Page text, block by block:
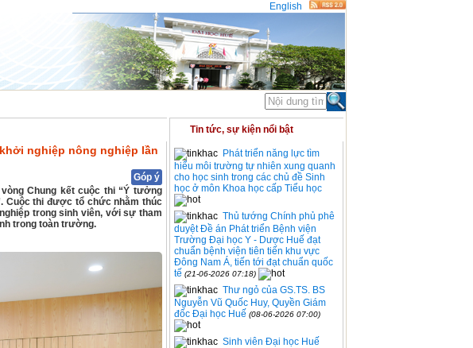
English
nghiệp nông nghiệp lần
Góp ý
Chung kết cuộc thi “Ý tưởng
Cuộc thi được tổ chức nhằm thúc
trong sinh viên, với sự tham
trong toàn trường.
Tin tức, sự kiện nổi bật
Phát triển năng lực tìm
hiểu môi trường tự nhiên xung quanh
cho học sinh trong các chủ đề Sinh
học ở môn Khoa học cấp Tiểu học
Thủ tướng Chính phủ phê
duyệt Đề án Phát triển Bệnh viện
Trường Đại học Y - Dược Huế đạt
chuẩn bệnh viện tiên tiến khu vực
Đông Nam Á, tiến tới đạt chuẩn quốc
tế (21-06-2026 07:18)
Thư ngỏ của GS.TS. BS
Nguyễn Vũ Quốc Huy, Quyền Giám
đốc Đại học Huế (08-06-2026 07:00)
Sinh viên Đại học Huế